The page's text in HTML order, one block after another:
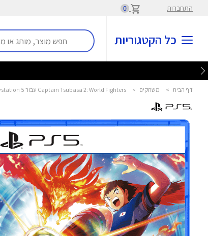
התחברות 0
כל הקטגוריות
דף הבית > משחקים > Captain Tsubasa 2: World Fighters עבור Playstation 5 פלייסטיישן 5 - Playstation - PS5